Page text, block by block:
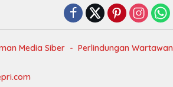
Media Siber
Perlindungan Wartawan